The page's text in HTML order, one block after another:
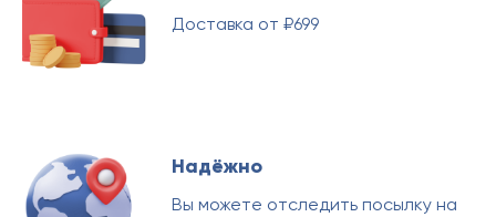
Доставка от ₽699
Надёжно
Вы можете отследить посылку на